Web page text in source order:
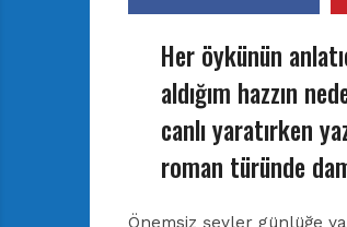
Her öykünün
aldığım hazzın
canlı yaratırken
roman türünde
Önemsiz şeyler günlüğe